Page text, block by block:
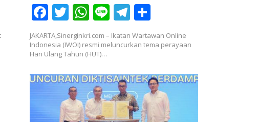
F
ac
e
b
o
T
w
itt
er
W
h
at
s
A
p
p
Li
n
e
T
el
e
a
m
S
h
ar
JAKARTA,Sinerginkri.com – Ikatan Wartawan Online
Indonesia (IWOI) resmi meluncurkan tema perayaan
Hari Ulang Tahun (HUT)…